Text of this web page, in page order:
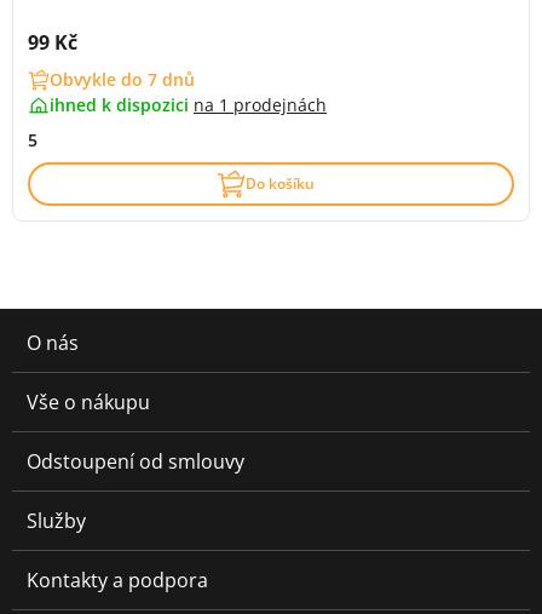
Cena s DPH:
99 Kč
Obvykle do 7 dnů
ihned k dispozici na 1 prodejnách
5
Do košíku
O nás
Vše o nákupu
Odstoupení od smlouvy
Služby
Kontakty a podpora